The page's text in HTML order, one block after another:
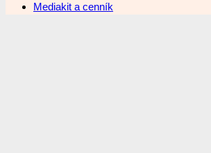
Mediakit a cenník